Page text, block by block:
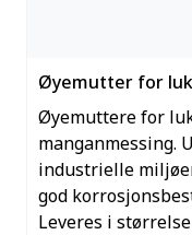
Øyemutter for
Øyemuttere for
manganmessing.
industrielle
god
Leveres i